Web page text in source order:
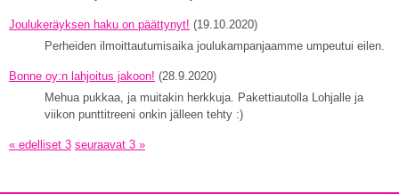
Joulukeräyksen haku on päättynyt! (19.10.2020)
Perheiden ilmoittautumisaika joulukampanjaamme umpeutui eilen.
Bonne oy:n lahjoitus jakoon! (28.9.2020)
Mehua pukkaa, ja muitakin herkkuja. Pakettiautolla Lohjalle ja
viikon punttitreeni onkin jälleen tehty :)
« edelliset 3 seuraavat 3 »